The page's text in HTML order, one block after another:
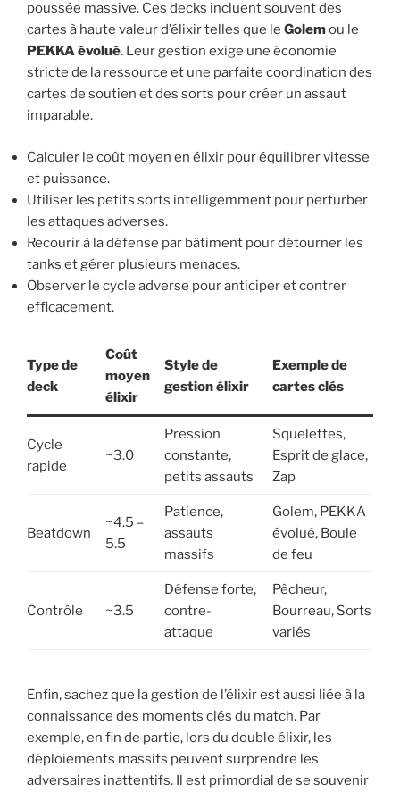
poussée massive. Ces decks incluent souvent des
cartes à haute valeur d’élixir telles que le Golemou le
PEKKA évolué. Leur gestion exige une économie
stricte de la ressource et une parfaite coordination des
cartes de soutien et des sorts pour créer un assaut
imparable.
Calculer le coût moyen en élixir pour équilibrer vitesse
et puissance.
Utiliser les petits sorts intelligemment pour perturber
les attaques adverses.
Recourir à la défense par bâtiment pour détourner les
tanks et gérer plusieurs menaces.
Observer le cycle adverse pour anticiper et contrer
efficacement.
Type de
deck
Coût
moyen
élixir
Style de
gestion élixir
Exemple de
cartes clés
Cycle
rapide
~3.0
Pression
constante,
petits assauts
Squelettes,
Esprit de glace,
Zap
Beatdown
~4.5 –
5.5
Patience,
assauts
massifs
Golem, PEKKA
évolué, Boule
de feu
Contrôle ~3.5
Défense forte,
contre-
attaque
Pêcheur,
Bourreau, Sorts
variés
Enfin, sachez que la gestion de l’élixir est aussi liée à la
connaissance des moments clés du match. Par
exemple, en fin de partie, lors du double élixir, les
déploiements massifs peuvent surprendre les
adversaires inattentifs. Il est primordial de se souvenir